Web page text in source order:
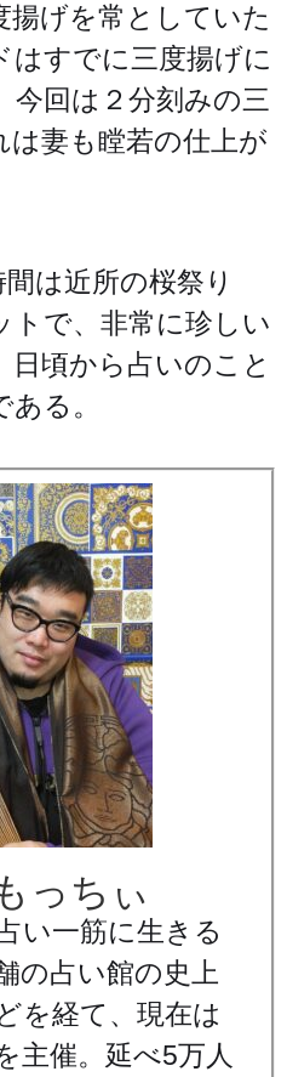
揚げを常としていた
はすでに三度揚げに
今回は２分刻みの三
は妻も瞠若の仕上が
は近所の桜祭り
トで、非常に珍しい
頃から占いのこと
る。
っちぃ
い一筋に生きる
の占い館の史上
を経て、現在は
主催。延べ5万人